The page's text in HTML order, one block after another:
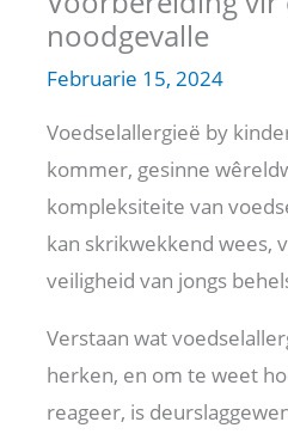
noodgevalle
Februarie 15, 2024
Voedselallergieë by
kommer, gesinne
kompleksiteite van
kan skrikwekkend wees,
veiligheid van jongs
Verstaan ​​​​wat
herken, en om te weet
reageer, is